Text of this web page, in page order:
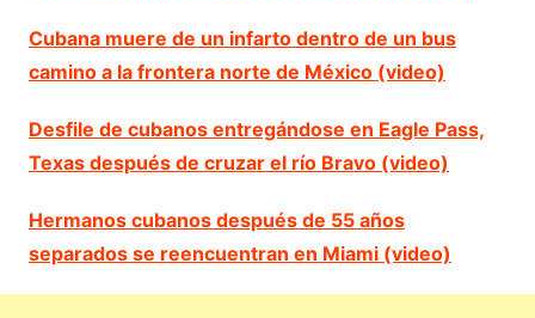
Cubana muere de un infarto dentro de un bus
camino a la frontera norte de México (video)
Desfile de cubanos entregándose en Eagle Pass,
Texas después de cruzar el río Bravo (video)
Hermanos cubanos después de 55 años
separados se reencuentran en Miami (video)